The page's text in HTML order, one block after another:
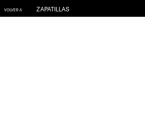
ZAPATILLAS